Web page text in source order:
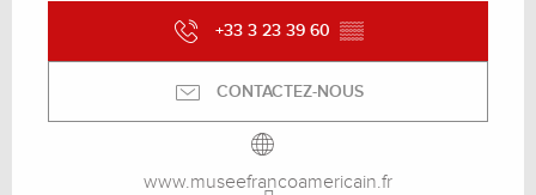
+33 3 23 39 60 ▒▒
CONTACTEZ-NOUS
www.museefrancoamericain.fr